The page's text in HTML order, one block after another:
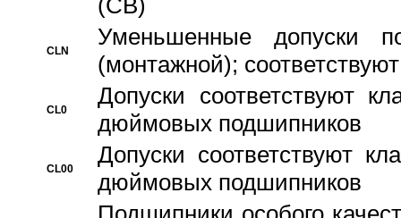
(CB)
CLN
Уменьшенные
(монтажной);
CL0
Допуски соответствуют
дюймовых подшипников
CL00
Допуски соответствуют
дюймовых подшипников